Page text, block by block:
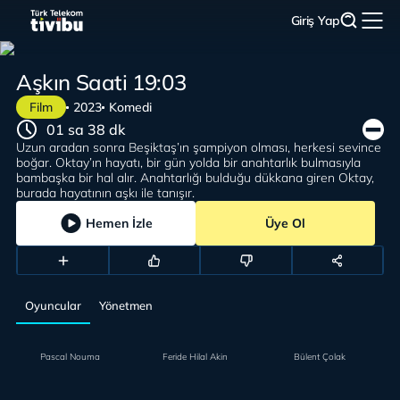
Giriş Yap
Film 2023 Komedi
Aşkın Saati 19:03
Uzun aradan sonra Beşiktaş’ın şampiyon olması, herkesi sevince
boğar. Oktay’ın hayatı, bir gün yolda bir anahtarlık bulmasıyla
bambaşka bir hal alır. Anahtarlığı bulduğu dükkana giren Oktay,
burada hayatının aşkı ile tanışır.
01 sa 38 dk
Hemen İzle Üye Ol
Oyuncular Yönetmen
Pascal Nouma Feride Hilal Akin Bülent Çolak